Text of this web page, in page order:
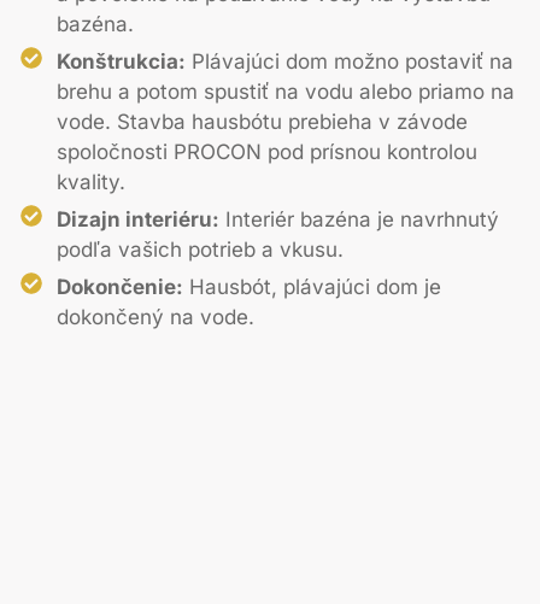
bazéna.
Konštrukcia: Plávajúci dom možno postaviť na
brehu a potom spustiť na vodu alebo priamo na
vode. Stavba hausbótu prebieha v závode
spoločnosti PROCON pod prísnou kontrolou
kvality.
Dizajn interiéru: Interiér bazéna je navrhnutý
podľa vašich potrieb a vkusu.
Dokončenie: Hausbót, plávajúci dom je
dokončený na vode.